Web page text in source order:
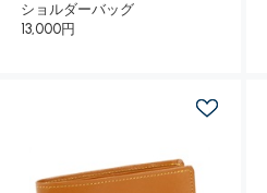
ショルダーバッグ
13,000円